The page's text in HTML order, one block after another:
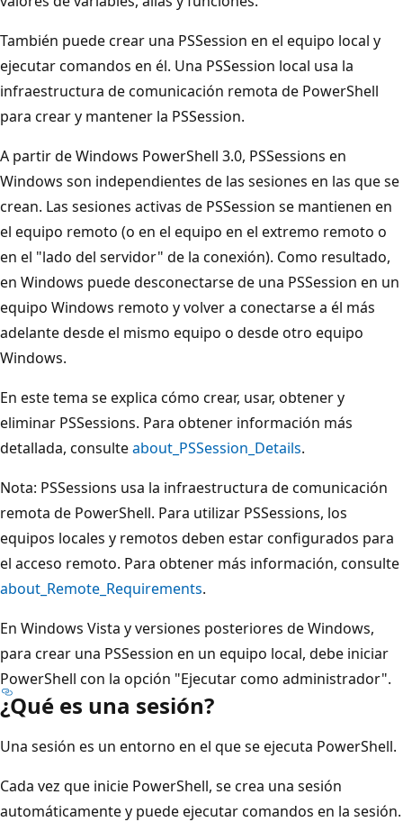
También puede crear una PSSession en el equipo local y
ejecutar comandos en él. Una PSSession local usa la
infraestructura de comunicación remota de PowerShell
para crear y mantener la PSSession.
A partir de Windows PowerShell 3.0, PSSessions en
Windows son independientes de las sesiones en las que se
crean. Las sesiones activas de PSSession se mantienen en
el equipo remoto (o en el equipo en el extremo remoto o
en el "lado del servidor" de la conexión). Como resultado,
en Windows puede desconectarse de una PSSession en un
equipo Windows remoto y volver a conectarse a él más
adelante desde el mismo equipo o desde otro equipo
Windows.
En este tema se explica cómo crear, usar, obtener y
eliminar PSSessions. Para obtener información más
detallada, consulteabout_PSSession_Details.
Nota: PSSessions usa la infraestructura de comunicación
remota de PowerShell. Para utilizar PSSessions, los
equipos locales y remotos deben estar configurados para
el acceso remoto. Para obtener más información, consulte
about_Remote_Requirements.
En Windows Vista y versiones posteriores de Windows,
para crear una PSSession en un equipo local, debe iniciar
PowerShell con la opción "Ejecutar como administrador".
¿Qué es una sesión?
Una sesión es un entorno en el que se ejecuta PowerShell.
Cada vez que inicie PowerShell, se crea una sesión
automáticamente y puede ejecutar comandos en la sesión.